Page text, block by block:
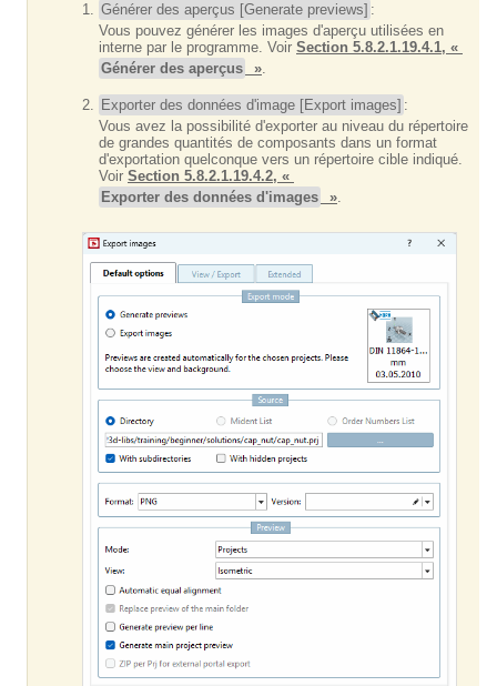
Générer des aperçus [Generate previews] :
Vous pouvez générer les images d'aperçu utilisées en
interne par le programme. Voir Section 5.8.2.1.19.4.1, «
Générer des aperçus
».
Exporter des données d'image [Export images] :
Vous avez la possibilité d'exporter au niveau du répertoire
de grandes quantités de composants dans un format
d'exportation quelconque vers un répertoire cible indiqué.
Voir Section 5.8.2.1.19.4.2, «
Exporter des données d'images
».